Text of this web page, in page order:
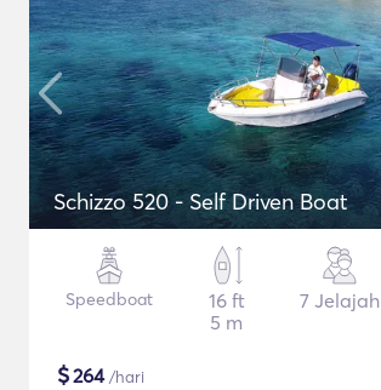
Schizzo 520 - Self Driven Boat
Speedboat
16 ft
5 m
7 Jelajah
$264/hari